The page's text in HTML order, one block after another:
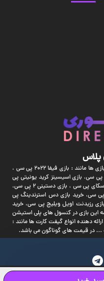
پلاس
فروشگاه دایرکتوری پلاس عرضه کننده انواع بازی ها مانند : بازی فیفا 2022 پی سی ،
اوت ریدرز پی سی، بازی سیویلیزیشن 6 پی سی، بازی اسیسینز کرید یونیتی پی
سی، بازی دارک سولز 3 پی سی، بازی نومنز اسکای پی سی ، بازی دستینی 2 پی سی،
سی، خرید بازی دس استرندینگ پی
رزیدنت اویل ویلیج پی سی، خرید
این بازی در کنسول های پلی استیشن
دهنده انواع گیفت کارت ها مانند :
... در قیمت های گوناگون می باشد.